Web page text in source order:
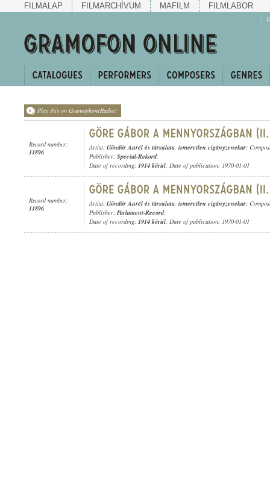
FILMALAP FILMARCHÍVUM MAFILM FILMLABOR
Play this on GramophoneRadio!
Record number:
11896
Artist: Göndör Aurél és társulata, ismeretlen cigányzenekar;
Publisher: Special-Rekord;
Date of recording: 1914 körül; Date of publication: 1970-01-01
Record number:
11896
Artist: Göndör Aurél és társulata, ismeretlen cigányzenekar;
Publisher: Parlament-Record;
Date of recording: 1914 körül; Date of publication: 1970-01-01